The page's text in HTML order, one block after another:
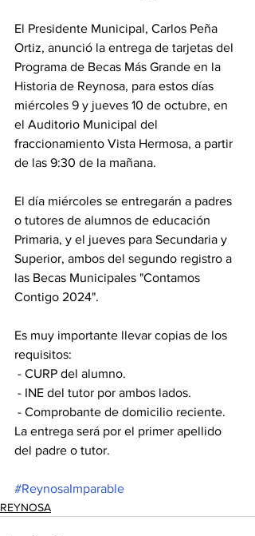
El Presidente Municipal, Carlos Peña
Ortiz, anunció la entrega de tarjetas del
Programa de Becas Más Grande en la
Historia de Reynosa, para estos días
miércoles 9 y jueves 10 de octubre, en
el Auditorio Municipal del
fraccionamiento Vista Hermosa, a partir
de las 9:30 de la mañana.
El día miércoles se entregarán a padres
o tutores de alumnos de educación
Primaria, y el jueves para Secundaria y
Superior, ambos del segundo registro a
las Becas Municipales "Contamos
Contigo 2024".
Es muy importante llevar copias de los
requisitos:
- CURP del alumno.
- INE del tutor por ambos lados.
- Comprobante de domicilio reciente.
La entrega será por el primer apellido
del padre o tutor.
#ReynosaImparable
REYNOSA